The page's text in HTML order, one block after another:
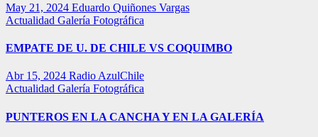
May 21, 2024 Eduardo Quiñones Vargas
Actualidad Galería Fotográfica
EMPATE DE U. DE CHILE VS COQUIMBO
Abr 15, 2024 Radio AzulChile
Actualidad Galería Fotográfica
PUNTEROS EN LA CANCHA Y EN LA GALERÍA